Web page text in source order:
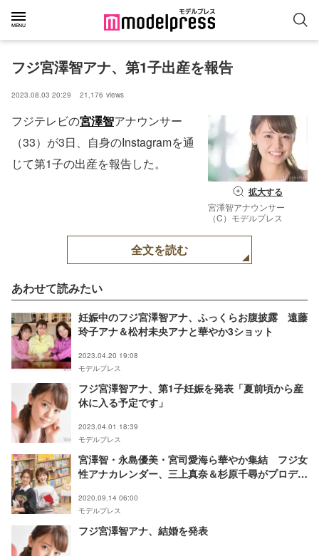
フジ宮澤智アナ、第1子出産を報告
2023.08.03 20:29 21,176 views
拡大する
宮澤智アナウンサー
（C）モデルプレス
フジテレビの宮澤智アナウンサー
（33）が3日、自身のInstagramを通
じて第1子の出産を報告した。
全文を読む
あわせて読みたい
妊娠中のフジ宮澤智アナ、ふっくらお腹披露 遠藤
玲子アナ＆松村未央アナと華やか3ショット
2023.04.20 19:08
モデルプレス
フジ宮澤智アナ、第1子妊娠を発表「夏前頃から産
休に入る予定です」
2023.04.01 18:39
モデルプレス
宮澤智・永島優美・宮司愛海ら華やか集結 フジ女
性アナカレンダー、三上真奈＆杉原千尋がプロデュ
2020.09.14 06:00
モデルプレス
フジ宮澤智アナ、結婚を発表